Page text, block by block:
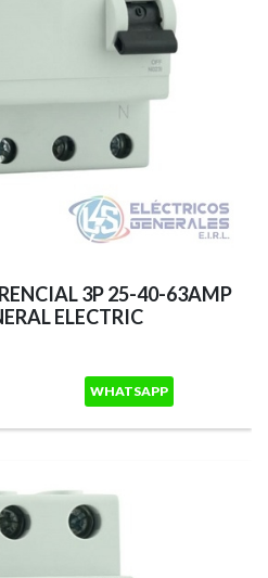
3P 25-40-63AMP
ELECTRIC
WHATSAPP